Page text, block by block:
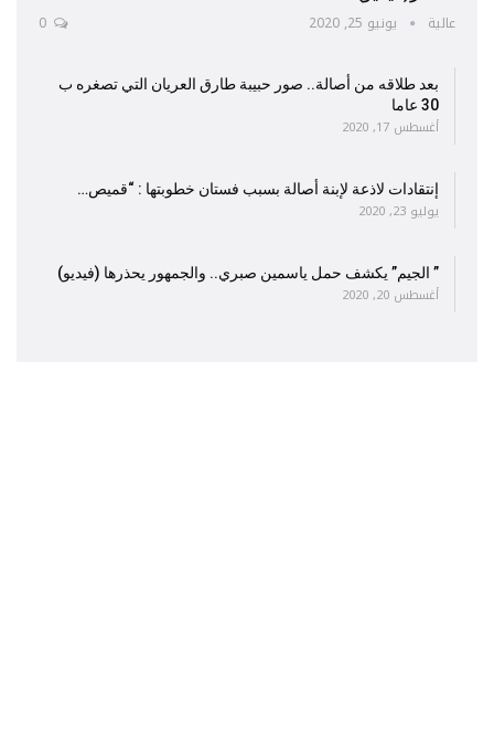
عالية يونيو 25, 2020
بعد طلاقه من أصالة.. صور حبيبة طارق العريان التي تصغره ب
30 عاما
أغسطس 17, 2020
إنتقادات لاذعة لإبنة أصالة بسبب فستان خطوبتها : “قميص…
يوليو 23, 2020
” الجيم” يكشف حمل ياسمين صبري.. والجمهور يحذرها (فيديو)
أغسطس 20, 2020